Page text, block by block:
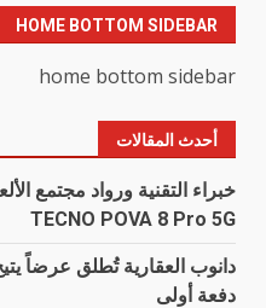
HOME BOTTOM SIDEBAR
home bottom sidebar
أحدث المقالات
خبراء التقنية ورواد مجتمع
TECNO POVA 8 Pro 5G
دانوب العقارية تُطلق عرضاً
دفعة أولى